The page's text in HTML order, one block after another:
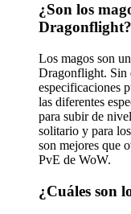
¿Son los
Dragonflight?
Los magos son
Dragonflight. Sin
especificaciones
las diferentes
para subir de
solitario y para
son mejores que
PvE de WoW.
¿Cuáles son